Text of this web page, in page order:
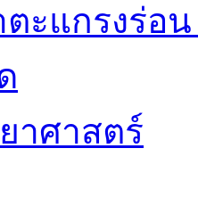
ตะแกรงร่อ
าศาสตร์